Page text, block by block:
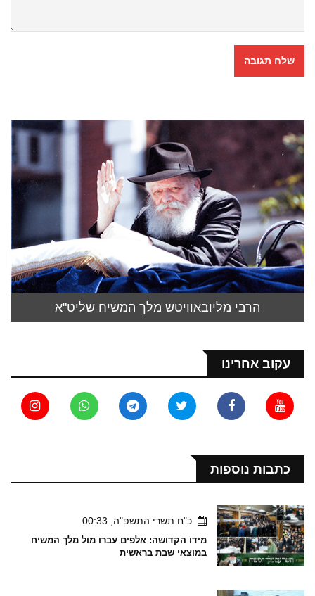
הרבי מליובאוויטש מלך המשיח שליט"א
עקוב אחרינו
כתבות נוספות
כ"ח תשרי התשפ"ה, 00:33
מידו הקדושה: אלפים עברו מול מלך המשיח
במוצאי שבת בראשית